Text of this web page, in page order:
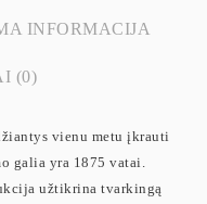
INFORMACIJA
(0)
vienu metu įkrauti
galia yra 1875 vatai.
užtikrina tvarkingą